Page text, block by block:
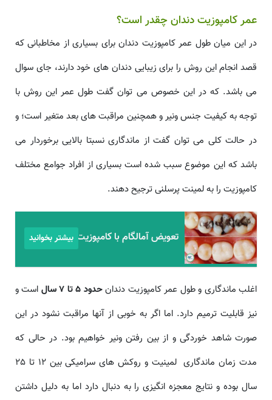
عمر کامپوزیت دندانچقدر است؟
در این میان طول عمر کامپوزیت دندان برای بسیاری از مخاطبانی که
قصد انجام این روش را برای زیبایی دندان های خود دارند، جای سوال
می باشد. که در این خصوص می توان گفت طول عمر این روش با
توجه به کیفیت جنس ونیر و همچنین مراقبت های بعد متغیر است؛ و
در حالت کلی می توان گفت از ماندگاری نسبتا بالایی برخوردار می
باشد که این موضوع سبب شده است بسیاری از افراد جوامع مختلف
کامپوزیت را به لمینت پرسلنی ترجیح دهند.
تعویض آمالگام با کامپوزیت بیشتر بخوانید
اغلب ماندگاری و طول عمر کامپوزیت دندانحدود 5 تا 7 سال
است و
نیز قابلیت ترمیم دارد. اما اگر به خوبی از آنها مراقبت نشود در این
صورت شاهد خوردگی و از بین رفتن ونیر خواهیم بود. در حالی که
مدت زمان ماندگاری لمینیت و روکش های سرامیکی بین 12 تا 25
سال بوده و نتایج معجزه انگیزی را به دنبال دارد اما به دلیل داشتن